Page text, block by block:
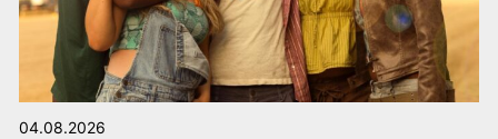
04.08.2026